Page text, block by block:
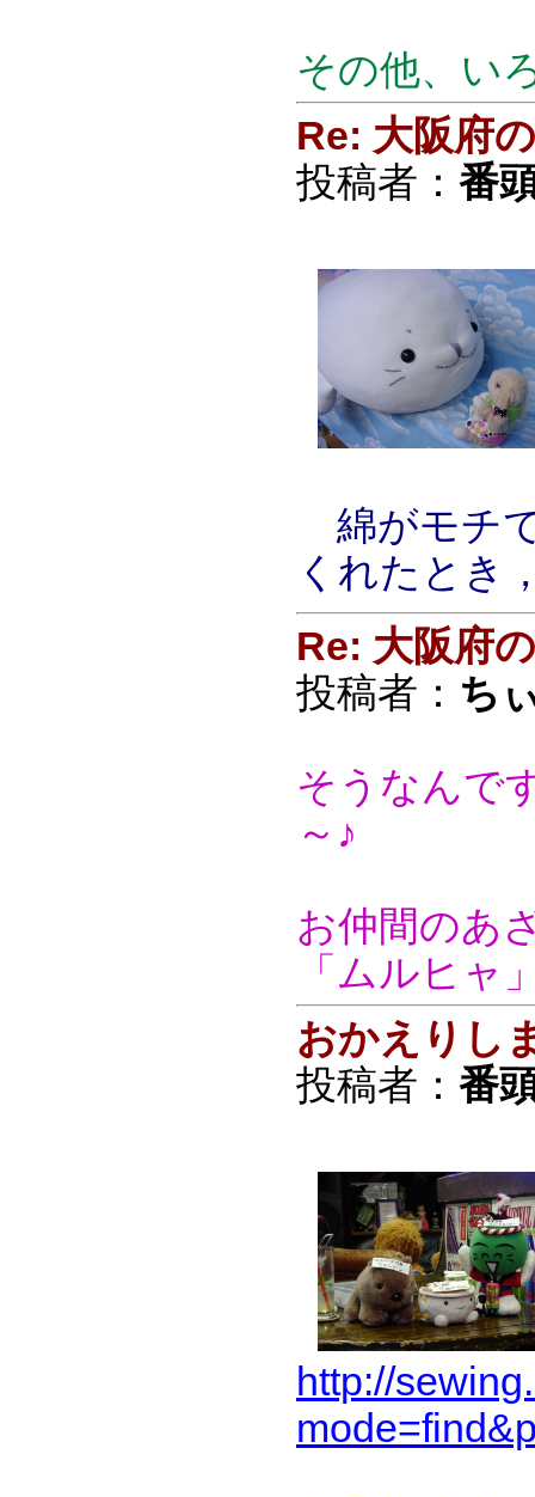
その他、い
Re: 大阪府
投稿者： 番
綿がモチ
くれたとき
Re: 大阪府
投稿者： ち
そうなんで
～♪
お仲間のあ
「ムルヒ
おかえりし
投稿者： 番
http://